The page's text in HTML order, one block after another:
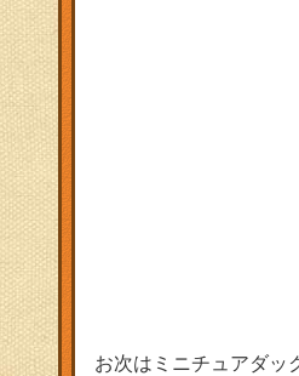
お次はミニチュアダッ